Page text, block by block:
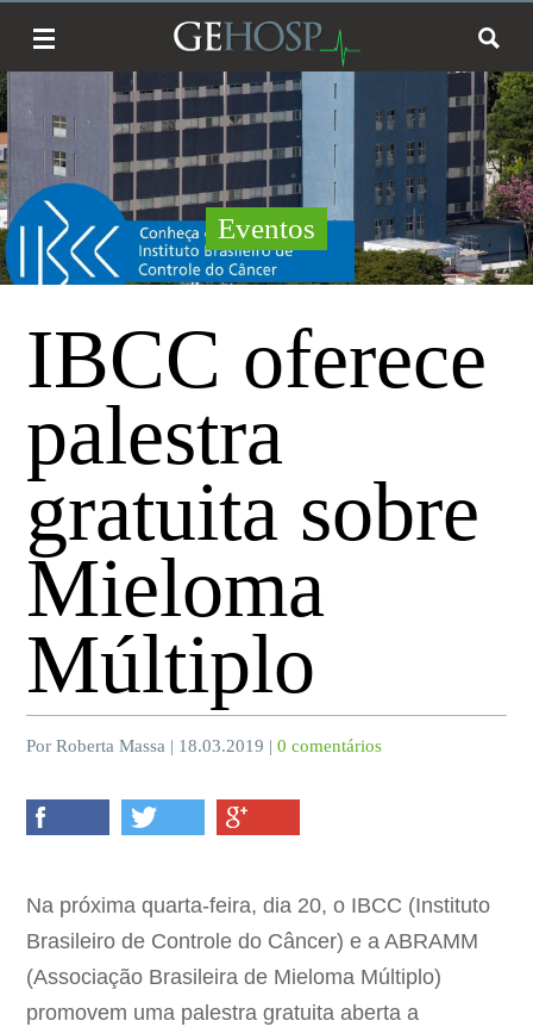
Eventos
IBCC oferece
palestra
gratuita sobre
Mieloma
Múltiplo
Por Roberta Massa | 18.03.2019 |0 comentários
Na próxima quarta-feira, dia 20, o IBCC (Instituto
Brasileiro de Controle do Câncer) e a ABRAMM
(Associação Brasileira de Mieloma Múltiplo)
promovem uma palestra gratuita aberta a